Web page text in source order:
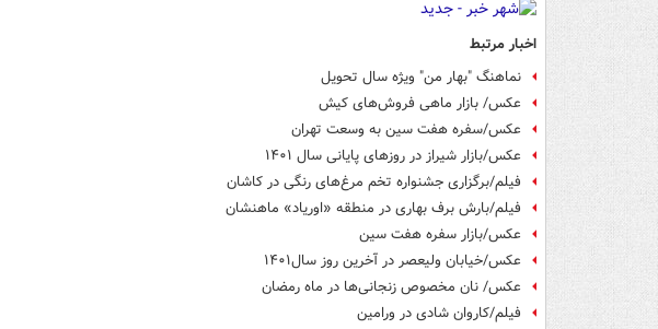
اخبار مرتبط
نماهنگ "بهار من" ویژه سال تحویل
عکس/ بازار ماهی فروش‌های کیش
عکس/سفره هفت سین به وسعت تهران
عکس/بازار شیراز در روزهای پایانی سال ۱۴۰۱
فیلم/برگزاری جشنواره تخم مرغ‌های رنگی در کاشان
فیلم/بارش برف بهاری در منطقه «اوریاد» ماهنشان
عکس/بازار سفره هفت سین
عکس/خیابان ولیعصر در آخرین روز سال۱۴۰۱
عکس/ نان مخصوص زنجانی‌ها در ماه رمضان
فیلم/کاروان شادی در ورامین